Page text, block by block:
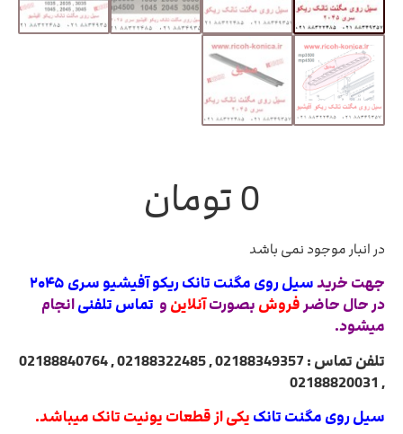
0تومان
در انبار موجود نمی باشد
جهت خریدسیل روی مگنت تانک ریکو آفیشیو سری ۲۰۴۵
در حال حاضرفروش بصورتآنلاین و تماس تلفنیانجام
میشود.
تلفن تماس : 02188349357 , 02188322485 , 02188840764
, 02188820031
سیل روی مگنت تانک یکی از قطعات یونیت تانک میباشد.